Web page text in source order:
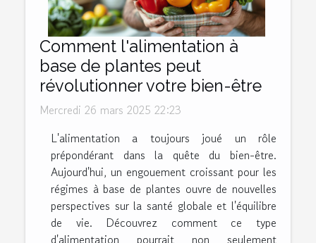
Comment l'alimentation à
base de plantes peut
révolutionner votre bien-être
Mercredi 26 mars 2025 22:23
L'alimentation a toujours joué un rôle
prépondérant dans la quête du bien-être.
Aujourd'hui, un engouement croissant pour les
régimes à base de plantes ouvre de nouvelles
perspectives sur la santé globale et l'équilibre
de vie. Découvrez comment ce type
d'alimentation pourrait non seulement